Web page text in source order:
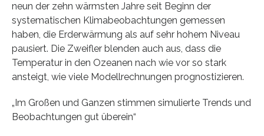
neun der zehn wärmsten Jahre seit Beginn der
systematischen Klimabeobachtungen gemessen
haben, die Erderwärmung als auf sehr hohem Niveau
pausiert. Die Zweifler blenden auch aus, dass die
Temperatur in den Ozeanen nach wie vor so stark
ansteigt, wie viele Modellrechnungen prognostizieren.
„Im Großen und Ganzen stimmen simulierte Trends und
Beobachtungen gut überein“